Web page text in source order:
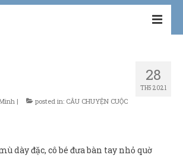
trợ
28
TH5 2021
| posted in: CÂU CHUYỆN CUỘC
dày đặc, cô bé đưa bàn tay nhỏ quờ